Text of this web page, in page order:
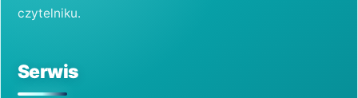
czytelniku.
Serwis